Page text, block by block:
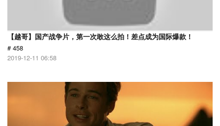
【越哥】国产战争片，第一次敢这么拍！差点成为国际爆款！
# 458
2019-12-11 06:58